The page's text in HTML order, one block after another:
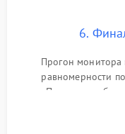
6.
Прогон монитора
равномерности
Проверка
DisplayPort, VGA) и